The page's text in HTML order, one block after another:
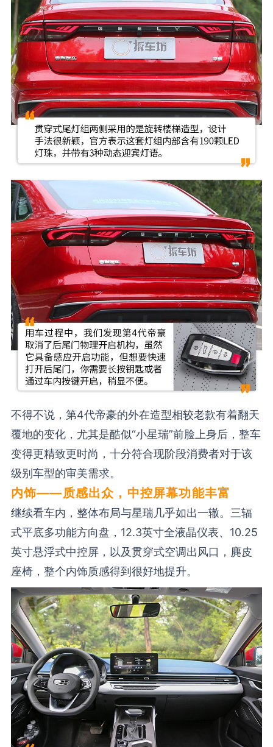
不得不说，第4代帝豪的外在造型相较老款有着翻天
覆地的变化，尤其是酷似“小星瑞”前脸上身后，整车
变得更精致更时尚，十分符合现阶段消费者对于该
级别车型的审美需求。
内饰——质感出众，中控屏幕功能丰富
继续看车内，整体布局与星瑞几乎如出一辙。三辐
式平底多功能方向盘，12.3英寸全液晶仪表、10.25
英寸悬浮式中控屏，以及贯穿式空调出风口，麂皮
座椅，整个内饰质感得到很好地提升。